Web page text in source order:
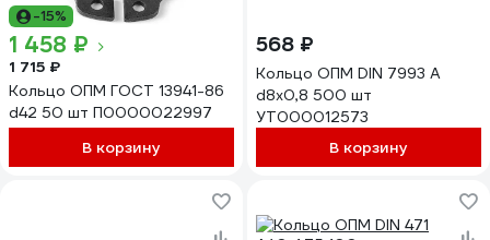
-15%
1 458 ₽
1 715 ₽
Кольцо ОПМ ГОСТ 13941-86
d42 50 шт П0000022997
В корзину
568 ₽
Кольцо ОПМ DIN 7993 А
d8x0,8 500 шт
УТ000012573
В корзину